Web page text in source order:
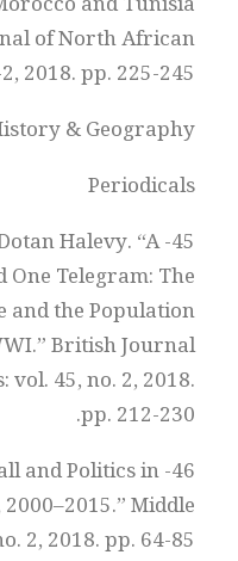
of North African
2018. pp. 225-245.
& Geography
Periodicals
Dotan Halevy. “A
One Telegram: The
and the Population
British Journal
vol. 45, no. 2, 2018.
pp. 212-230.
and Politics in
Middle
2, 2018. pp. 64-85.